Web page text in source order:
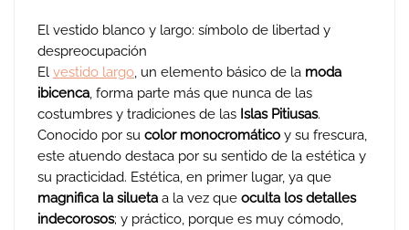
El vestido blanco y largo: símbolo de libertad y
despreocupación
El vestido largo, un elemento básico de la moda
ibicenca, forma parte más que nunca de las
costumbres y tradiciones de las Islas Pitiusas.
Conocido por su color monocromático y su frescura,
este atuendo destaca por su sentido de la estética y
su practicidad. Estética, en primer lugar, ya que
magnifica la silueta a la vez que oculta los detalles
indecorosos; y práctico, porque es muy cómodo,